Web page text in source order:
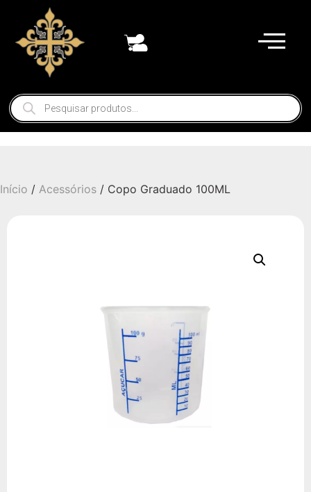
Início / Acessórios / Copo Graduado 100ML